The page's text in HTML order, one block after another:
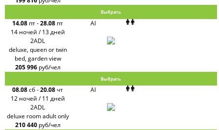
Выбрать
14.08 пт-28.08 пт
14 ночей / 13 дней
AI
2ADL
deluxe, queen or twin
bed, garden view
205 996 руб/чел
Выбрать
08.08сб-20.08 чт
12 ночей / 11 дней
AI
2ADL
deluxe room adult only
210 440 руб/чел